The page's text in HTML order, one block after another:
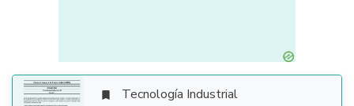
 Tecnología Industrial